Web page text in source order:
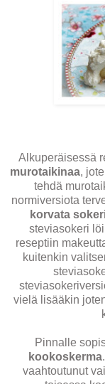
Alkuperäisessä
murotaikinaa,
tehdä
normiversiota
korvata
steviasokeri
reseptiin
kuitenkin
vielä lisääkin
Pinnalle
kookoskerma
vaahtoutunut